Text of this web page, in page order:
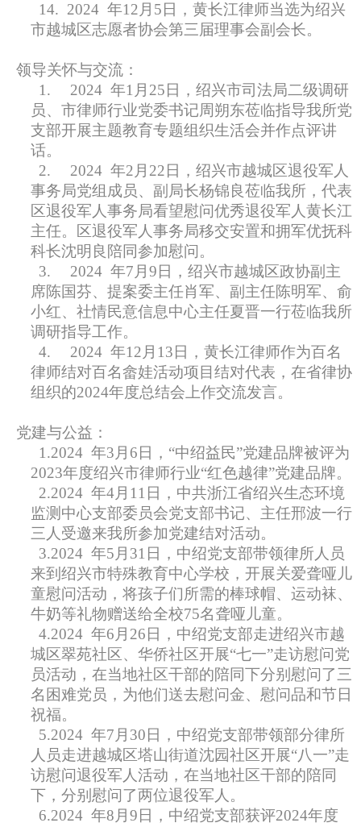
14. 2024 年12月5日，黄长江律师当选为绍兴
市越城区志愿者协会第三届理事会副会长。
领导关怀与交流：
1.
2024 年1月25日，绍兴市司法局二级调研
员、市律师行业党委书记周朔东莅临指导我所党
支部开展主题教育专题组织生活会并作点评讲
话。
2.
2024 年2月22日，绍兴市越城区退役军人
事务局党组成员、副局长杨锦良莅临我所，代表
区退役军人事务局看望慰问优秀退役军人黄长江
主任。区退役军人事务局移交安置和拥军优抚科
科长沈明良陪同参加慰问。
3.
2024 年7月9日，绍兴市越城区政协副主
席陈国芬、提案委主任肖军、副主任陈明军、俞
小红、社情民意信息中心主任夏晋一行莅临我所
调研指导工作。
4.
2024 年12月13日，黄长江律师作为百名
律师结对百名畲娃活动项目结对代表，在省律协
组织的2024年度总结会上作交流发言。
党建与公益：
1.2024 年3月6日，“中绍益民”党建品牌被评为
2023年度绍兴市律师行业“红色越律”党建品牌。
2.2024 年4月11日，中共浙江省绍兴生态环境
监测中心支部委员会党支部书记、主任邢波一行
三人受邀来我所参加党建结对活动。
3.2024 年5月31日，中绍党支部带领律所人员
来到绍兴市特殊教育中心学校，开展关爱聋哑儿
童慰问活动，将孩子们所需的棒球帽、运动袜、
牛奶等礼物赠送给全校75名聋哑儿童。
4.2024 年6月26日，中绍党支部走进绍兴市越
城区翠苑社区、华侨社区开展“七一”走访慰问党
员活动，在当地社区干部的陪同下分别慰问了三
名困难党员，为他们送去慰问金、慰问品和节日
祝福。
5.2024 年7月30日，中绍党支部带领部分律所
人员走进越城区塔山街道沈园社区开展“八一”走
访慰问退役军人活动，在当地社区干部的陪同
下，分别慰问了两位退役军人。
6.2024 年8月9日，中绍党支部获评2024年度